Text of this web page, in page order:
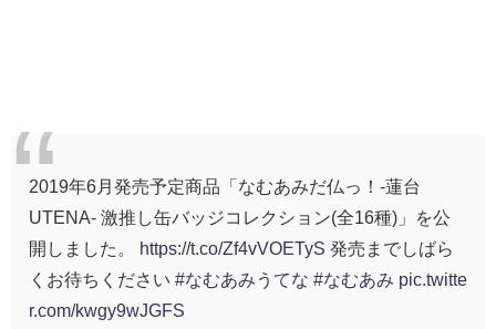
2019年6月発売予定商品「なむあみだ仏っ！-蓮台
UTENA- 激推し缶バッジコレクション(全16種)」を公
開しました。
https://t.co/Zf4vVOETyS 発売までしばら
くお待ちください #なむあみうてな #なむあみ pic.twitte
r.com/kwgy9wJGFS